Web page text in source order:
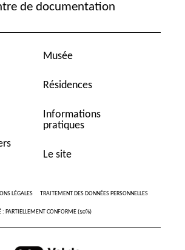
de documentation
Musée
Résidences
Informations
pratiques
Le site
LÉGALES TRAITEMENT DES DONNÉES PERSONNELLES
: PARTIELLEMENT CONFORME (50%)